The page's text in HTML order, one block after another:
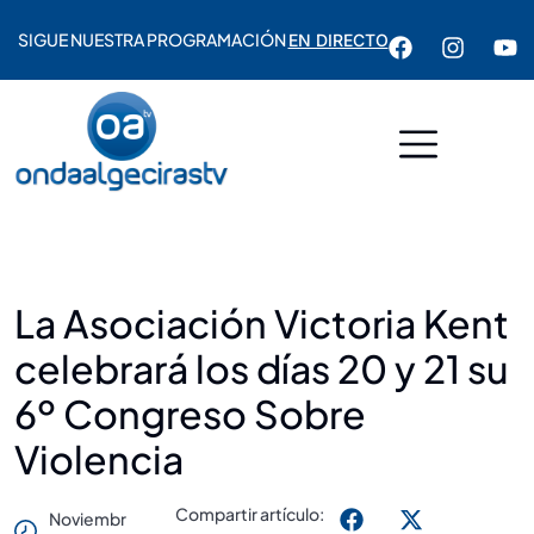
SIGUE NUESTRA PROGRAMACIÓNEN DIRECTO
La Asociación Victoria Kent
celebrará los días 20 y 21 su
6º Congreso Sobre
Violencia
Noviembr
Compartir artículo: